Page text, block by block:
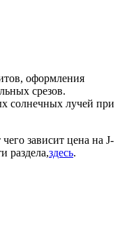
оформления
срезов.
солнечных лучей при
зависит цена на J-
раздела,здесь.